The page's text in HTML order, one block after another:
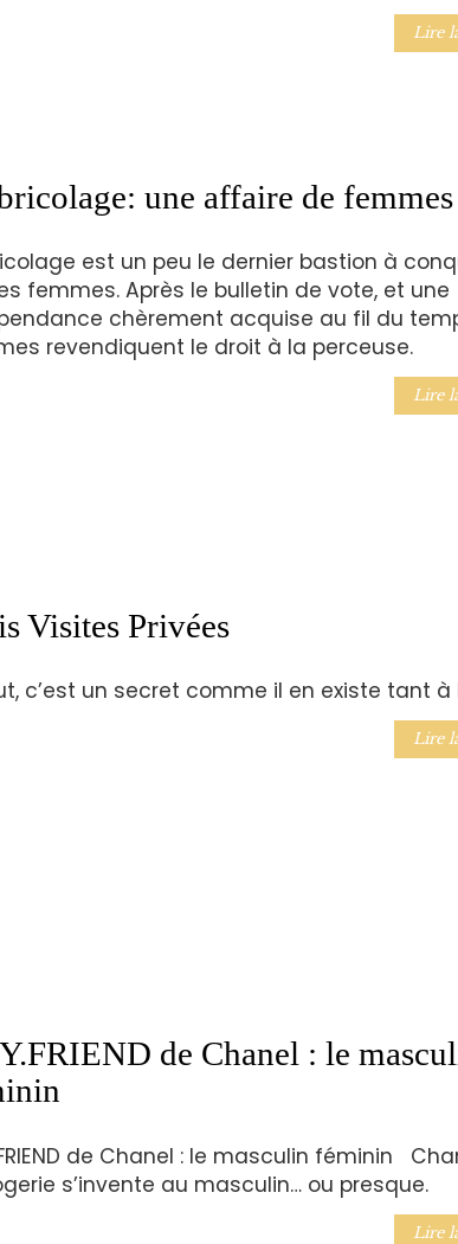
Lire
une affaire de femmes
est un peu le dernier bastion à
femmes. Après le bulletin de vote, et une
chèrement acquise au fil du
revendiquent le droit à la perceuse.
Lire
Visites Privées
c’est un secret comme il en existe tant à
Lire
de Chanel : le
de Chanel : le masculin féminin
s’invente au masculin… ou presque.
Lire